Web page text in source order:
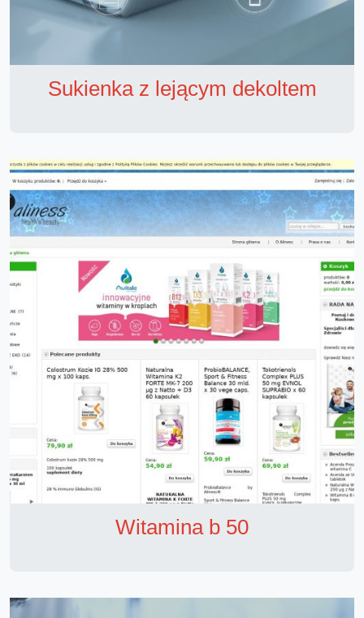
Sukienka z lejącym dekoltem
Witamina b 50